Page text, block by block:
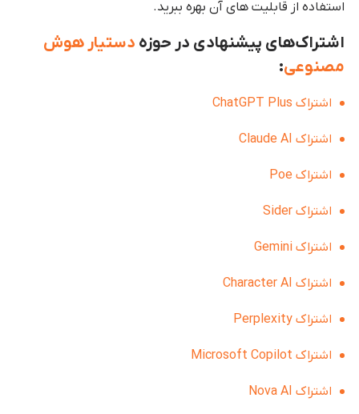
استفاده از قابلیت های آن بهره ببرید.
اشتراک‌های پیشنهادی در حوزه دستیار هوش
مصنوعی:
اشتراک ChatGPT Plus
اشتراک Claude AI
اشتراک Poe
اشتراک Sider
اشتراک Gemini
اشتراک Character AI
اشتراک Perplexity
اشتراک Microsoft Copilot
اشتراک Nova AI